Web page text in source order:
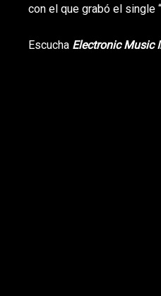
con el que grabó el single
Escucha Electronic Music